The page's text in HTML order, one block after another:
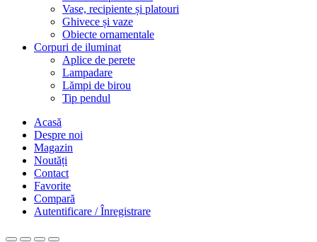
Vase, recipiente și platouri
Ghivece și vaze
Obiecte ornamentale
Corpuri de iluminat
Aplice de perete
Lampadare
Lămpi de birou
Tip pendul
Acasă
Despre noi
Magazin
Noutăți
Contact
Favorite
Compară
Autentificare / Înregistrare